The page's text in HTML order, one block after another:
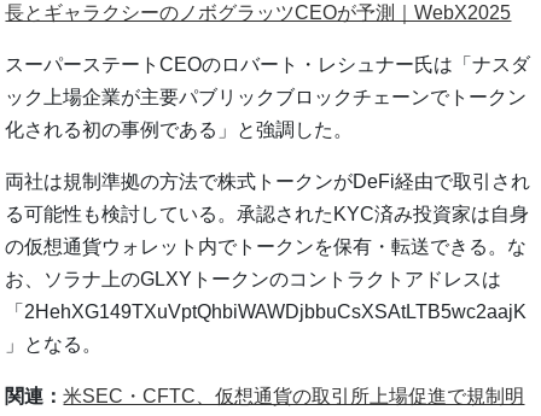
長とギャラクシーのノボグラッツCEOが予測｜WebX2025
スーパーステートCEOのロバート・レシュナー氏は「ナスダ
ック上場企業が主要パブリックブロックチェーンでトークン
化される初の事例である」と強調した。
両社は規制準拠の方法で株式トークンがDeFi経由で取引され
る可能性も検討している。承認されたKYC済み投資家は自身
の仮想通貨ウォレット内でトークンを保有・転送できる。な
お、ソラナ上のGLXYトークンのコントラクトアドレスは
「2HehXG149TXuVptQhbiWAWDjbbuCsXSAtLTB5wc2aajK
」となる。
関連：米SEC・CFTC、仮想通貨の取引所上場促進で規制明